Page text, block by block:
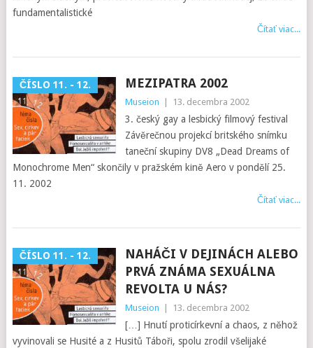
fundamentalistické
Čítať viac...
ČÍSLO 11. - 12. MEZIPATRA 2002
Museion 13. decembra 2002
3. český gay a lesbický filmový festival
Závěrečnou projekcí britského snímku
taneční skupiny DV8 „Dead Dreams of
Monochrome Men“ skončily v pražském kině Aero v pondělí 25.
11. 2002
Čítať viac...
ČÍSLO 11. - 12.
NAHÁČI V DEJINÁCH ALEBO
PRVÁ ZNÁMA SEXUÁLNA
REVOLTA U NÁS?
Museion 13. decembra 2002
[…] Hnutí proticírkevní a chaos, z něhož
vyvinovali se Husité a z Husitů Táboři, spolu zrodil všelijaké